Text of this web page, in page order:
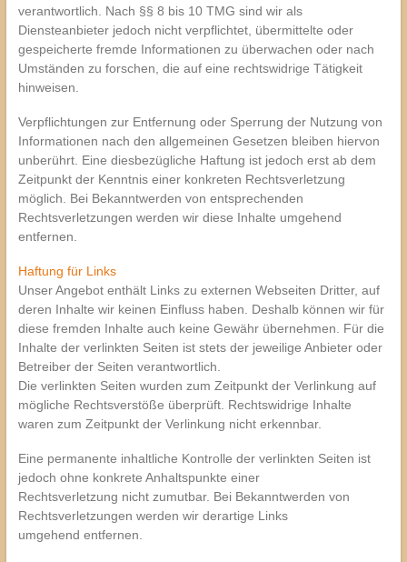
verantwortlich. Nach §§ 8 bis 10 TMG sind wir als
Diensteanbieter jedoch nicht verpflichtet, übermittelte oder
gespeicherte fremde Informationen zu überwachen oder nach
Umständen zu forschen, die auf eine rechtswidrige Tätigkeit
hinweisen.
Verpflichtungen zur Entfernung oder Sperrung der Nutzung von
Informationen nach den allgemeinen Gesetzen bleiben hiervon
unberührt. Eine diesbezügliche Haftung ist jedoch erst ab dem
Zeitpunkt der Kenntnis einer konkreten Rechtsverletzung
möglich. Bei Bekanntwerden von entsprechenden
Rechtsverletzungen werden wir diese Inhalte umgehend
entfernen.
Haftung für Links
Unser Angebot enthält Links zu externen Webseiten Dritter, auf
deren Inhalte wir keinen Einfluss haben. Deshalb können wir für
diese fremden Inhalte auch keine Gewähr übernehmen. Für die
Inhalte der verlinkten Seiten ist stets der jeweilige Anbieter oder
Betreiber der Seiten verantwortlich.
Die verlinkten Seiten wurden zum Zeitpunkt der Verlinkung auf
mögliche Rechtsverstöße überprüft. Rechtswidrige Inhalte
waren zum Zeitpunkt der Verlinkung nicht erkennbar.
Eine permanente inhaltliche Kontrolle der verlinkten Seiten ist
jedoch ohne konkrete Anhaltspunkte einer
Rechtsverletzung nicht zumutbar. Bei Bekanntwerden von
Rechtsverletzungen werden wir derartige Links
umgehend entfernen.